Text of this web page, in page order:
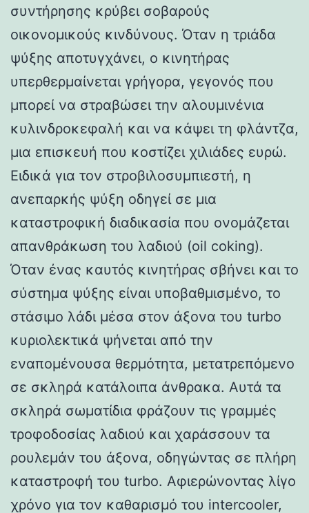
συντήρησης κρύβει σοβαρούς
οικονομικούς κινδύνους. Όταν η τριάδα
ψύξης αποτυγχάνει, ο κινητήρας
υπερθερμαίνεται γρήγορα, γεγονός που
μπορεί να στραβώσει την αλουμινένια
κυλινδροκεφαλή και να κάψει τη φλάντζα,
μια επισκευή που κοστίζει χιλιάδες ευρώ.
Ειδικά για τον στροβιλοσυμπιεστή, η
ανεπαρκής ψύξη οδηγεί σε μια
καταστροφική διαδικασία που ονομάζεται
απανθράκωση του λαδιού (oil coking).
Όταν ένας καυτός κινητήρας σβήνει και το
σύστημα ψύξης είναι υποβαθμισμένο, το
στάσιμο λάδι μέσα στον άξονα του turbo
κυριολεκτικά ψήνεται από την
εναπομένουσα θερμότητα, μετατρεπόμενο
σε σκληρά κατάλοιπα άνθρακα. Αυτά τα
σκληρά σωματίδια φράζουν τις γραμμές
τροφοδοσίας λαδιού και χαράσσουν τα
ρουλεμάν του άξονα, οδηγώντας σε πλήρη
καταστροφή του turbo. Αφιερώνοντας λίγο
χρόνο για τον καθαρισμό του intercooler,